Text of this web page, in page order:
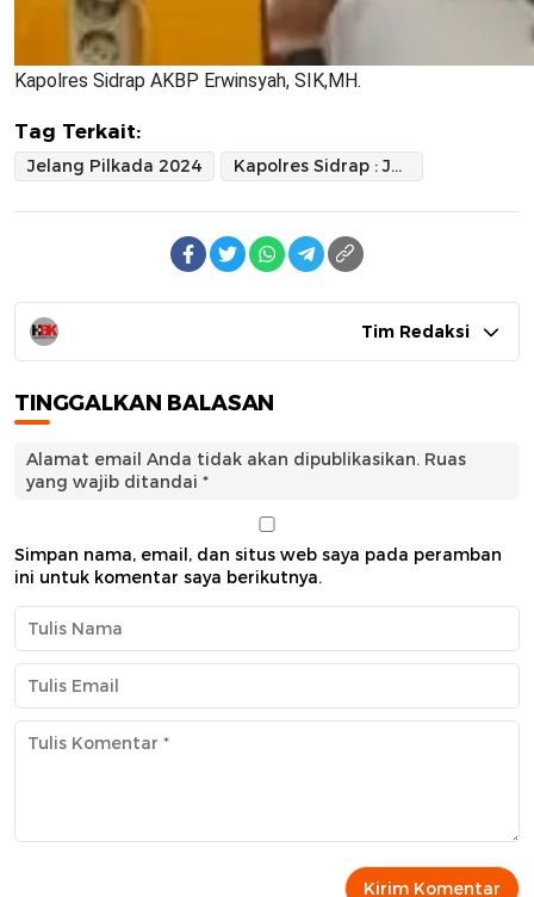
Kapolres Sidrap AKBP Erwinsyah, SIK,MH.
Tag Terkait:
Jelang Pilkada 2024 Kapolres Sidrap : Jaga Marwah dan Ciptakan Demokrasi Sejuk
Tim Redaksi
TINGGALKAN BALASAN
Alamat email Anda tidak akan dipublikasikan. Ruas
yang wajib ditandai *
Simpan nama, email, dan situs web saya pada peramban
ini untuk komentar saya berikutnya.